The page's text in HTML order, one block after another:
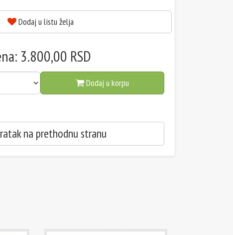
Dodaj u listu želja
3.800,00 RSD
Dodaj u korpu
na prethodnu stranu